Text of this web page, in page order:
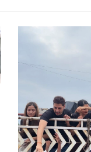
Trendy News - News